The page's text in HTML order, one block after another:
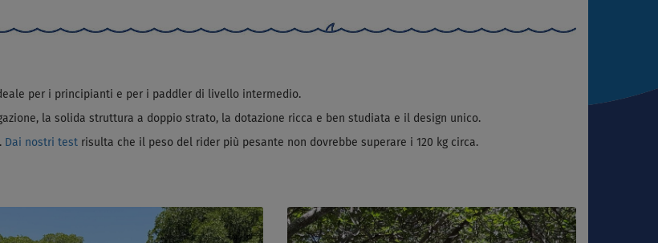
per i principianti e per i paddler di livello intermedio.
la solida struttura a doppio strato, la dotazione ricca e ben studiata e il design unico.
Dai nostri test risulta che il peso del rider più pesante non dovrebbe superare i 120 kg circa.